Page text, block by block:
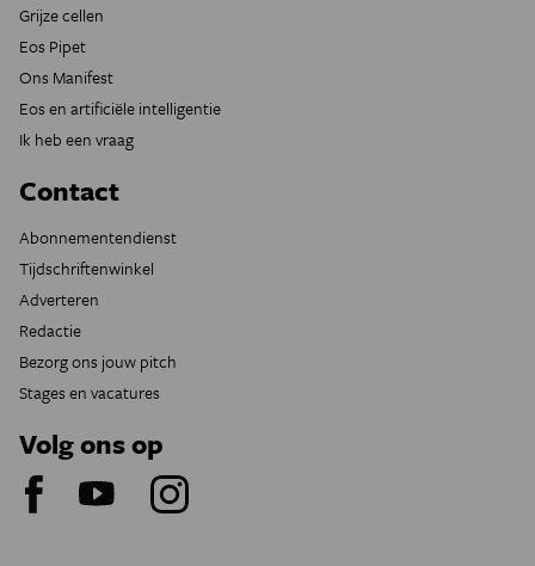
Grijze cellen
Eos Pipet
Ons Manifest
Eos en artificiële intelligentie
Ik heb een vraag
Contact
Abonnementendienst
Tijdschriftenwinkel
Adverteren
Redactie
Bezorg ons jouw pitch
Stages en vacatures
Volg ons op